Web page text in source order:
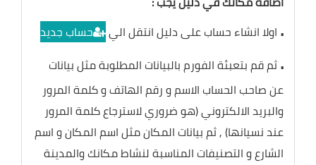
. اولا انشاء حساب على دليل انتقل الي حساب جديد
.ثم قم بتعبئة الفورم بالبيانات المطلوبة مثل بيانات
عن صاحب الحساب الاسم و رقم الهاتف و كلمة المرور
والبريد الالكتروني (هو ضروري لاسترجاع كلمة المرور
عند نسيانها) , ثم بيانات المكان مثل اسم المكان و اسم
الشارع و التصنيفات المناسبة لنشاط مكانك والمدينة